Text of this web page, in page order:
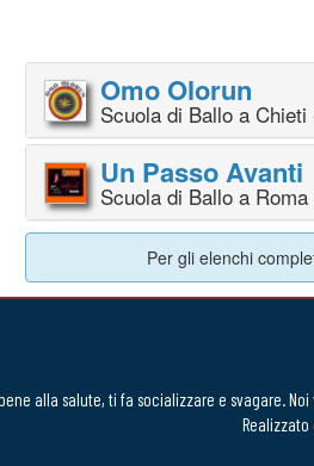
Omo Olorun
Scuola di Ballo a
Un Passo Avanti
Scuola di Ballo a
Per gli elenchi
alla salute, ti fa socializzare e svagare.
Realizzato